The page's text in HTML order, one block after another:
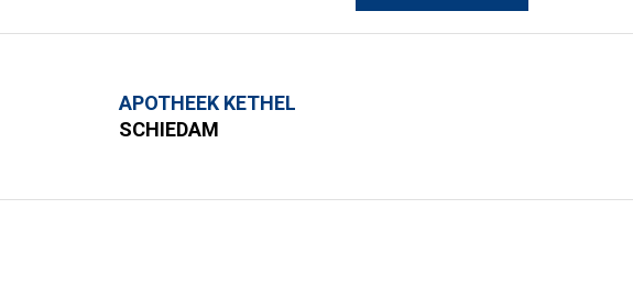
submenu
Ons
team
Online
services
APOTHEEK KETHEL
SCHIEDAM